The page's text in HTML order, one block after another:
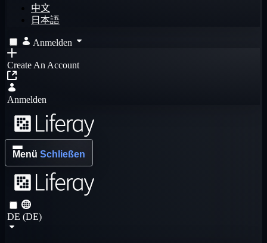
中文
日本語
Anmelden
Create An Account
Anmelden
Menü Schließen
DE (DE)